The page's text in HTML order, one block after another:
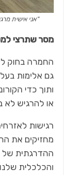
"אני אישית
מסר שתרצי
החמרה בחוק
גם אלימות
ותוך כדי
או להרגיש לא
רגישות
מחזיקים את
ההדרגתית של
והכלכלית